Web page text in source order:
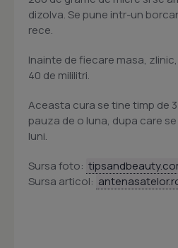
dizolva. Se pune intr-un
rece.
Inainte de fiecare masa,
40 de mililitri.
Aceasta cura se tine timp de
pauza de o luna, dupa care
luni.
Sursa foto:
Sursa articol: